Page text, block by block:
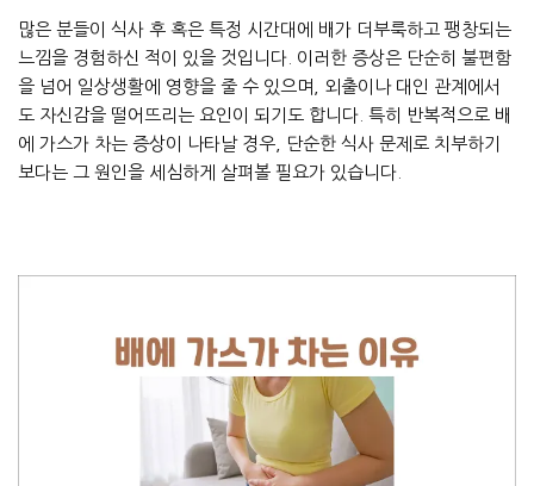
많은 분들이 식사 후 혹은 특정 시간대에 배가 더부룩하고 팽창되는
느낌을 경험하신 적이 있을 것입니다. 이러한 증상은 단순히 불편함
을 넘어 일상생활에 영향을 줄 수 있으며, 외출이나 대인 관계에서
도 자신감을 떨어뜨리는 요인이 되기도 합니다. 특히 반복적으로 배
에 가스가 차는 증상이 나타날 경우, 단순한 식사 문제로 치부하기
보다는 그 원인을 세심하게 살펴볼 필요가 있습니다.